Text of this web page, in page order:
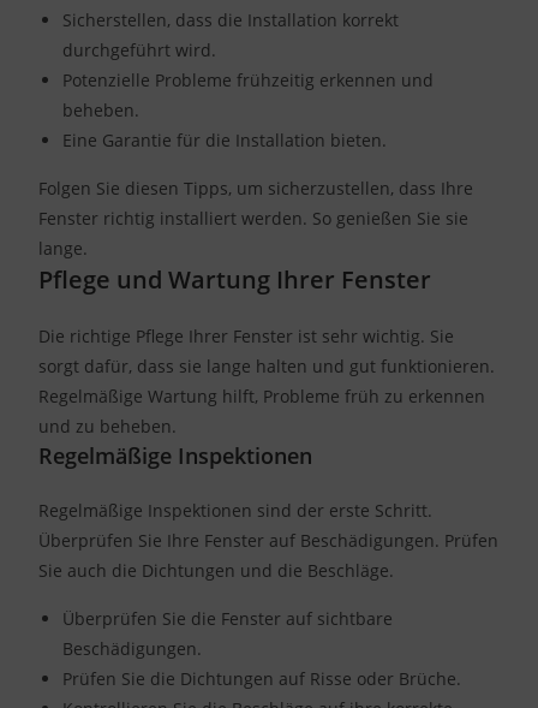
Sicherstellen, dass die Installation korrekt
durchgeführt wird.
Potenzielle Probleme frühzeitig erkennen und
beheben.
Eine Garantie für die Installation bieten.
Folgen Sie diesen Tipps, um sicherzustellen, dass Ihre
Fenster richtig installiert werden. So genießen Sie sie
lange.
Pflege und Wartung Ihrer Fenster
Die richtige Pflege Ihrer Fenster ist sehr wichtig. Sie
sorgt dafür, dass sie lange halten und gut funktionieren.
Regelmäßige Wartung hilft, Probleme früh zu erkennen
und zu beheben.
Regelmäßige Inspektionen
Regelmäßige Inspektionen sind der erste Schritt.
Überprüfen Sie Ihre Fenster auf Beschädigungen. Prüfen
Sie auch die Dichtungen und die Beschläge.
Überprüfen Sie die Fenster auf sichtbare
Beschädigungen.
Prüfen Sie die Dichtungen auf Risse oder Brüche.